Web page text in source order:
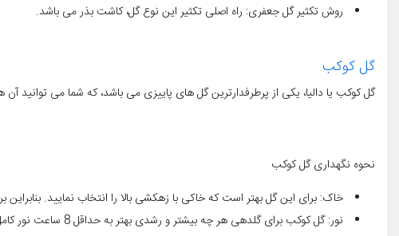
روش تکثیر گل جعفری: راه اصلی تکثیر این نوع گل، کاشت بذر می باشد.
گل کوکب
گل کوکب یا دالیا، یکی از پرطرفدارترین گل های پاییزی می باشد، که شما می
نحوه نگهداری گل کوکب
خاک: برای این گل بهتر است که خاکی با زهکشی بالا را انتخاب نمایید.
نور: گل کوکب برای گلدهی هر چه بیشتر و رشدی بهتر به حداقل 8 ساعت نور کامل در روز نیازمند است. البته بهتر است که در گرمای سوزان تابستان این گیاه را در معرض نور شدید ظهر قرار ندهید.